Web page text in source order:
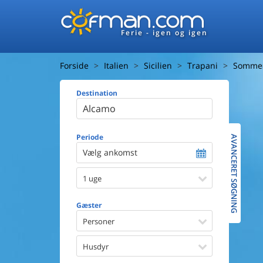
Ferie - igen og igen
Forside Italien Sicilien Trapani
Destination
Periode
Vælg ankomst
1 uge
Gæster
Personer
Husdyr
Afstand til
Udsigt til
Faciliteter
Spa
AVANCERET SØGNING